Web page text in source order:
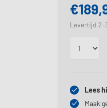
Levertijd 2-
Lees
Maak